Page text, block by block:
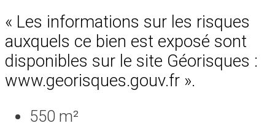
« Les informations sur les risques
auxquels ce bien est exposé sont
disponibles sur le site Géorisques :
www.georisques.gouv.fr ».
550 m²